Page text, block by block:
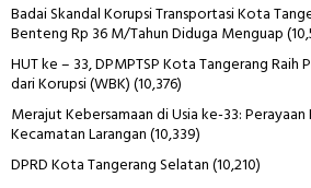
Badai Skandal Korupsi Transportasi Kota
Benteng Rp 36 M/Tahun Diduga Menguap
HUT ke – 33, DPMPTSP Kota Tangerang Raih
dari Korupsi (WBK)(10,376)
Merajut Kebersamaan di Usia ke-33:
Kecamatan Larangan(10,339)
DPRD Kota Tangerang Selatan(10,210)